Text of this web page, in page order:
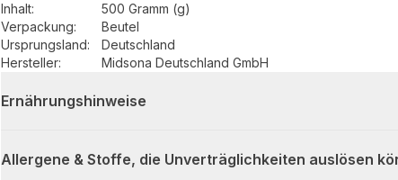
Inhalt:
500 Gramm (g)
Verpackung:
Beutel
Ursprungsland:
Deutschland
Hersteller: Midsona Deutschland GmbH
Ernährungshinweise
Allergene & Stoffe, die Unverträglichkeiten auslösen